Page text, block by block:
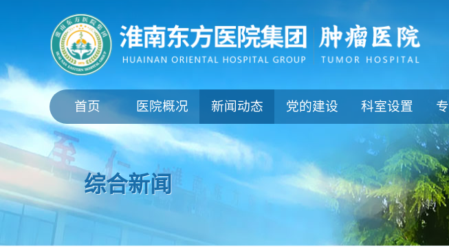
首页 医院概况 新闻动态 党的建设 科室设置
综合新闻